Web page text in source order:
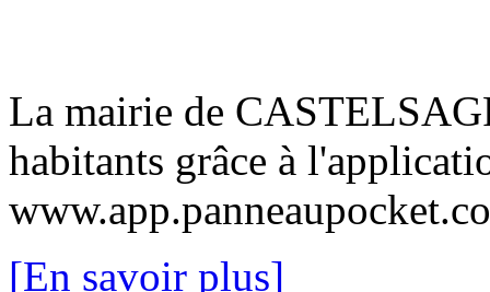
La mairie de
habitants grâce à
[En savoir plus]